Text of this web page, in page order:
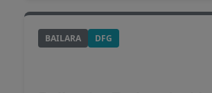
BAILARA DFG